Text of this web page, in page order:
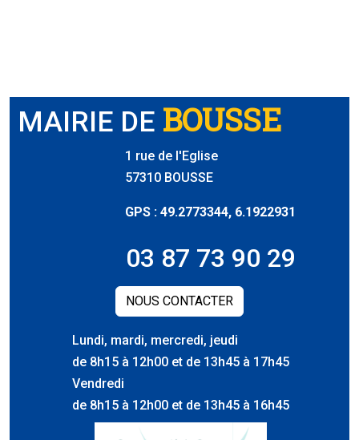
MAIRIE DE BOUSSE
1 rue de l'Eglise
57310 BOUSSE
GPS : 49.2773344, 6.1922931
03 87 73 90 29
NOUS CONTACTER
Lundi, mardi, mercredi, jeudi
de 8h15 à 12h00 et de 13h45 à 17h45
Vendredi
de 8h15 à 12h00 et de 13h45 à 16h45